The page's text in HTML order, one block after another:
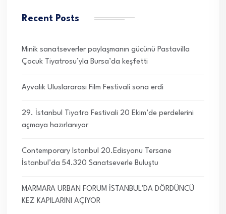
Recent Posts
Minik sanatseverler paylaşmanın gücünü Pastavilla
Çocuk Tiyatrosu’yla Bursa’da keşfetti
Ayvalık Uluslararası Film Festivali sona erdi
29. İstanbul Tiyatro Festivali 20 Ekim’de perdelerini
açmaya hazırlanıyor
Contemporary Istanbul 20.Edisyonu Tersane
İstanbul’da 54.320 Sanatseverle Buluştu
MARMARA URBAN FORUM İSTANBUL’DA DÖRDÜNCÜ
KEZ KAPILARINI AÇIYOR